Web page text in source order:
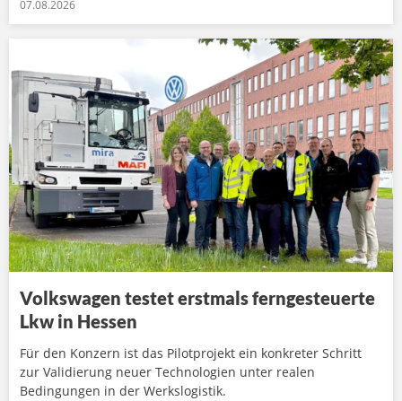
07.08.2026
Volkswagen testet erstmals ferngesteuerte
Lkw in Hessen
Für den Konzern ist das Pilotprojekt ein konkreter Schritt
zur Validierung neuer Technologien unter realen
Bedingungen in der Werkslogistik.